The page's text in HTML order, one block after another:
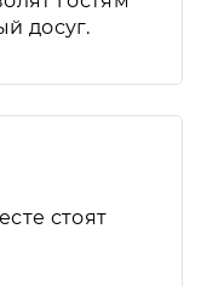
досуг.
стоят